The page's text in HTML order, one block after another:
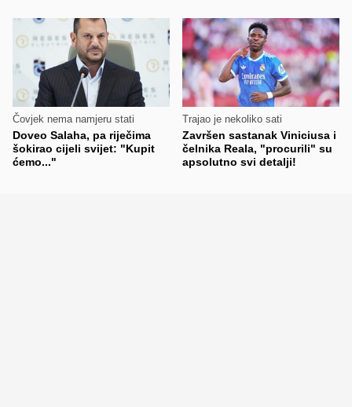
Čovjek nema namjeru stati
Doveo Salaha, pa riječima
šokirao cijeli svijet: "Kupit
ćemo..."
Trajao je nekoliko sati
Završen sastanak Viniciusa i
čelnika Reala, "procurili" su
apsolutno svi detalji!